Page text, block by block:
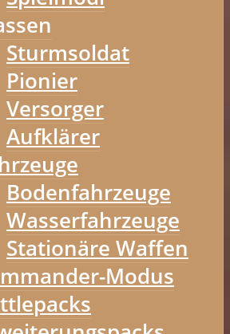
Sturmsoldat
Pionier
Versorger
Aufklärer
Bodenfahrzeuge
Wasserfahrzeuge
Stationäre Waffen
Modus